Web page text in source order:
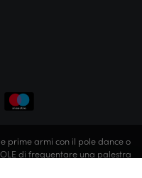
prime armi con il pole dance o
di frequentare una palestra